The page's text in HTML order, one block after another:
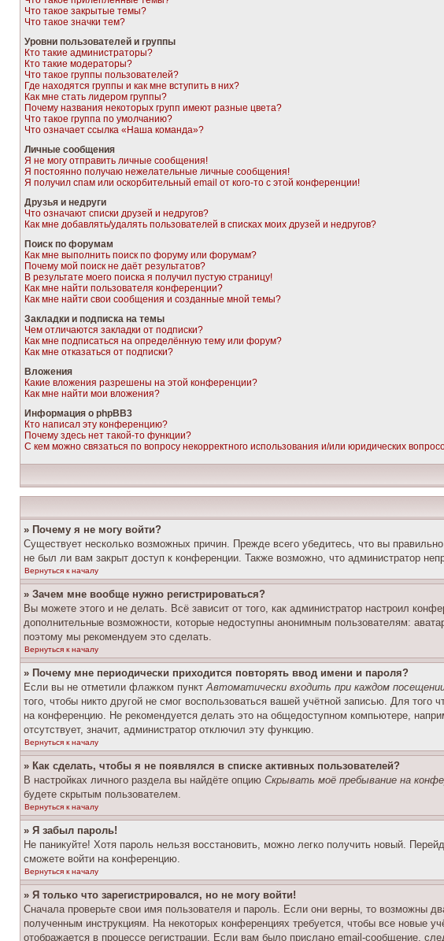
Что такое закрытые темы?
Что такое значки тем?
Уровни пользователей и группы
Кто такие администраторы?
Кто такие модераторы?
Что такое группы пользователей?
Где находятся группы и как мне вступить в них?
Как мне стать лидером группы?
Почему названия некоторых групп имеют разные цвета?
Что такое группа по умолчанию?
Что означает ссылка «Наша команда»?
Личные сообщения
Я не могу отправить личные сообщения!
Я постоянно получаю нежелательные личные сообщения!
Я получил спам или оскорбительный email от кого-то с этой конференции!
Друзья и недруги
Что означают списки друзей и недругов?
Как мне добавлять/удалять пользователей в списках моих друзей и недругов?
Поиск по форумам
Как мне выполнить поиск по форуму или форумам?
Почему мой поиск не даёт результатов?
В результате моего поиска я получил пустую страницу!
Как мне найти пользователя конференции?
Как мне найти свои сообщения и созданные мной темы?
Закладки и подписка на темы
Чем отличаются закладки от подписки?
Как мне подписаться на определённую тему или форум?
Как мне отказаться от подписки?
Вложения
Какие вложения разрешены на этой конференции?
Как мне найти мои вложения?
Информация о phpBB3
Кто написал эту конференцию?
Почему здесь нет такой-то функции?
С кем можно связаться по вопросу некорректного использования и/или юридических
» Почему я не могу войти?
Существует несколько возможных причин. Прежде всего убедитесь, что вы
не был ли вам закрыт доступ к конференции. Также возможно, что администратор
Вернуться к началу
» Зачем мне вообще нужно регистрироваться?
Вы можете этого и не делать. Всё зависит от того, как администратор настроил
дополнительные возможности, которые недоступны анонимным пользователям:
поэтому мы рекомендуем это сделать.
Вернуться к началу
» Почему мне периодически приходится повторять ввод имени и пароля?
Если вы не отметили флажком пунктАвтоматически входить при каждом
того, чтобы никто другой не смог воспользоваться вашей учётной записью. Для
на конференцию. Не рекомендуется делать это на общедоступном компьютере,
отсутствует, значит, администратор отключил эту функцию.
Вернуться к началу
» Как сделать, чтобы я не появлялся в списке активных пользователей?
В настройках личного раздела вы найдёте опцию Скрывать моё пребывание на
будете скрытым пользователем.
Вернуться к началу
» Я забыл пароль!
Не паникуйте! Хотя пароль нельзя восстановить, можно легко получить новый.
сможете войти на конференцию.
Вернуться к началу
» Я только что зарегистрировался, но не могу войти!
Сначала проверьте свои имя пользователя и пароль. Если они верны, то возможны
полученным инструкциям. На некоторых конференциях требуется, чтобы все новые
отображается в процессе регистрации. Если вам было прислано email-сообщение,